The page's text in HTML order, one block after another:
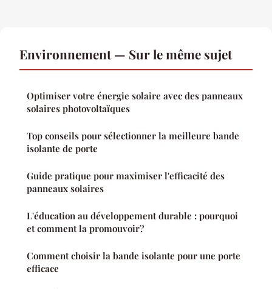
Environnement — Sur le même sujet
Optimiser votre énergie solaire avec des panneaux
solaires photovoltaïques
Top conseils pour sélectionner la meilleure bande
isolante de porte
Guide pratique pour maximiser l'efficacité des
panneaux solaires
L'éducation au développement durable : pourquoi
et comment la promouvoir?
Comment choisir la bande isolante pour une porte
efficace